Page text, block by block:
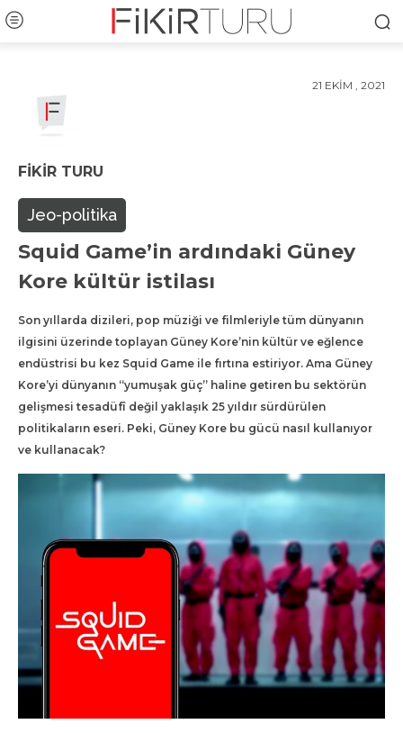
21 EKIM , 2021
FIKIR TURU
Jeo-politika
Squid Game’in ardındaki Güney
Kore kültür istilası
Son yıllarda dizileri, pop müziği ve filmleriyle tüm dünyanın
ilgisini üzerinde toplayan Güney Kore’nin kültür ve eğlence
endüstrisi bu kez Squid Game ile fırtına estiriyor. Ama Güney
Kore’yi dünyanın “yumuşak güç” haline getiren bu sektörün
gelişmesi tesadüfî değil yaklaşık 25 yıldır sürdürülen
politikaların eseri. Peki, Güney Kore bu gücü nasıl kullanıyor
ve kullanacak?